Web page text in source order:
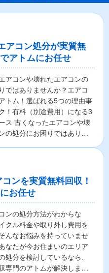
アコン処分が実質無
アトムにお任せ
アコンや壊れたエアコンの
ではありませんか？エアコ
トム！選ばれる5つの理由事
！有料（別途費用）になる3
ス 古くなったエアコンや壊
の処分にお困りではありま
ンを実質無料回収！
お任せ
ンの処分方法がわからな
クル料金や取り外し費用を
んなお悩みを持っていませ
なたが今お住まいのエリア
処分を検討しているなら、
専門のアトムが解決しま